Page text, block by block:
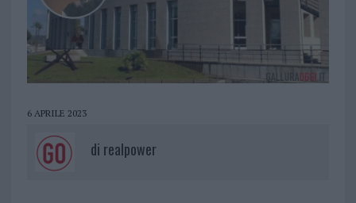
6 APRILE 2023
di realpower